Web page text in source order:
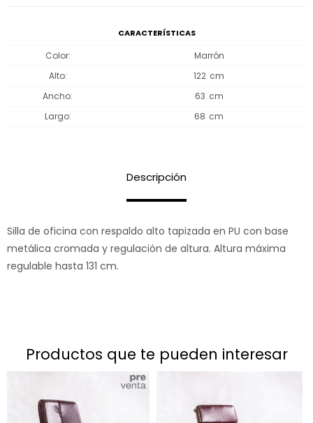
CARACTERÍSTICAS
Color
Marrón
Alto
122
Ancho
63
Largo
68
Descripción
Silla de oficina con respaldo alto tapizada en PU con base
metálica cromada y regulación de altura. Altura máxima
regulable hasta 131 cm.
productos que te pueden interesar